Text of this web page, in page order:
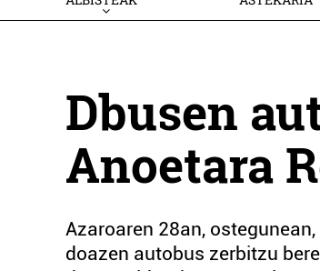
Dbusen
Anoetara
Azaroaren 28an,
doazen autobus zerbitzu